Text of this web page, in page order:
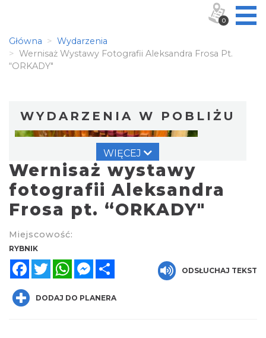
Główna
Wydarzenia
Wernisaż Wystawy Fotografii Aleksandra Frosa Pt.
“ORKADY"
WYDARZENIA W POBLIŻU
pierwsze kroki w świecie melodii
Rybnik
0.00 km
WIĘCEJ
Wernisaż wystawy
fotografii Aleksandra
Frosa pt. “ORKADY"
Miejscowość:
RYBNIK
FacebookTwitterWhatsAppMessenger
ODSŁUCHAJ TEKST
DODAJ DO PLANERA
0